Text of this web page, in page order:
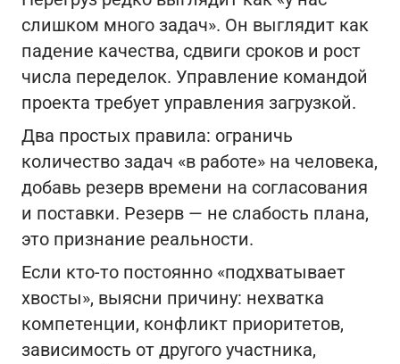
слишком много задач». Он выглядит как
падение качества, сдвиги сроков и рост
числа переделок. Управление командой
проекта требует управления загрузкой.
Два простых правила: ограничь
количество задач «в работе» на человека,
добавь резерв времени на согласования
и поставки. Резерв — не слабость плана,
это признание реальности.
Если кто-то постоянно «подхватывает
хвосты», выясни причину: нехватка
компетенции, конфликт приоритетов,
зависимость от другого участника,